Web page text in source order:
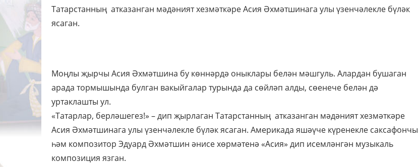
Татарстанның атказанган мәдәният хезмәткәре Асия Әхмәтшинага улы үзенчәлекле бүләк
ясаган.
Моңлы җырчы Асия Әхмәтшина бу көннәрдә оныклары белән мәшгуль. Алардан бушаган
арада тормышында булган вакыйгалар турында да сөйләп алды, сөенече белән дә
уртаклашты ул.
«Татарлар, берләшегез!» – дип җырлаган Татарстанның атказанган мәдәният хезмәткәре
Асия Әхмәтшинага улы үзенчәлекле бүләк ясаган. Америкада яшәүче күренекле саксафончы
һәм композитор Эдуард Әхмәтшин әнисе хөрмәтенә «Асия» дип исемләнгән музыкаль
композиция язган.